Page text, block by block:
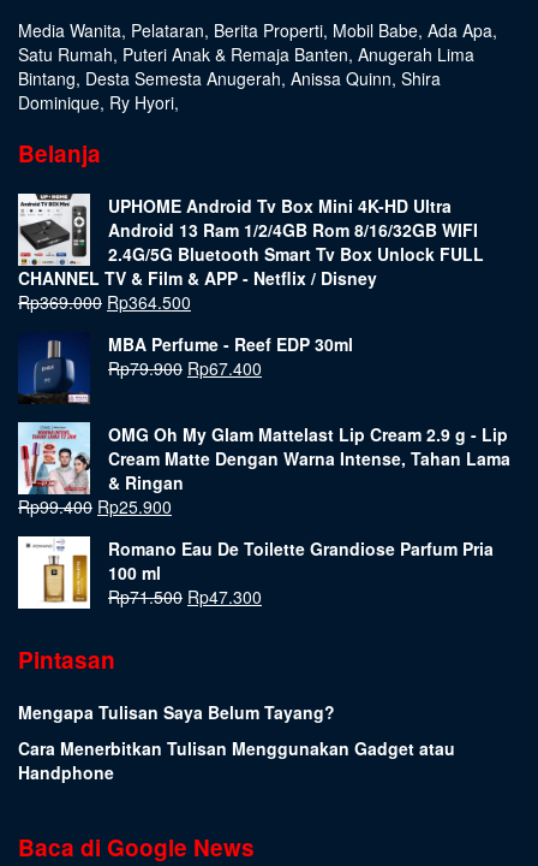
Media Wanita, Pelataran, Berita Properti, Mobil Babe, Ada Apa,
Satu Rumah, Puteri Anak & Remaja Banten, Anugerah Lima
Bintang, Desta Semesta Anugerah, Anissa Quinn, Shira
Dominique, Ry Hyori,
Belanja
UPHOME Android Tv Box Mini 4K-HD Ultra
Android 13 Ram 1/2/4GB Rom 8/16/32GB WIFI
2.4G/5G Bluetooth Smart Tv Box Unlock FULL
CHANNEL TV & Film & APP - Netflix / Disney
Rp369.000 Rp364.500
MBA Perfume - Reef EDP 30ml
Rp79.900 Rp67.400
OMG Oh My Glam Mattelast Lip Cream 2.9 g - Lip
Cream Matte Dengan Warna Intense, Tahan Lama
& Ringan
Rp99.400 Rp25.900
Romano Eau De Toilette Grandiose Parfum Pria
100 ml
Rp71.500 Rp47.300
Pintasan
Mengapa Tulisan Saya Belum Tayang?
Cara Menerbitkan Tulisan Menggunakan Gadget atau
Handphone
Baca di Google News